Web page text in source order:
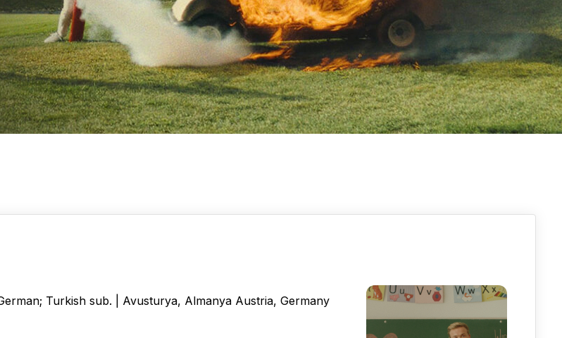
Turkish sub. | Avusturya, Almanya Austria, Germany